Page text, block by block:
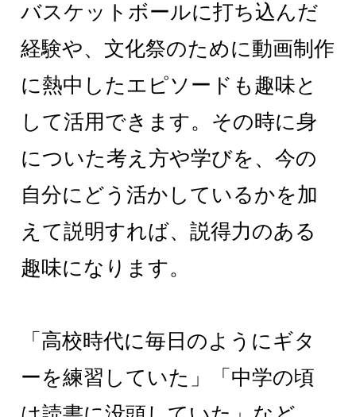
バスケットボールに打ち込んだ
経験や、文化祭のために動画制作
に熱中したエピソードも趣味と
して活用できます。その時に身
についた考え方や学びを、今の
自分にどう活かしているかを加
えて説明すれば、説得力のある
趣味になります。
「高校時代に毎日のようにギタ
ーを練習していた」「中学の頃